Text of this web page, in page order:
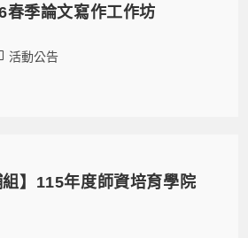
春季論文寫作工作坊
活動公告
組】115年度師資培育學院